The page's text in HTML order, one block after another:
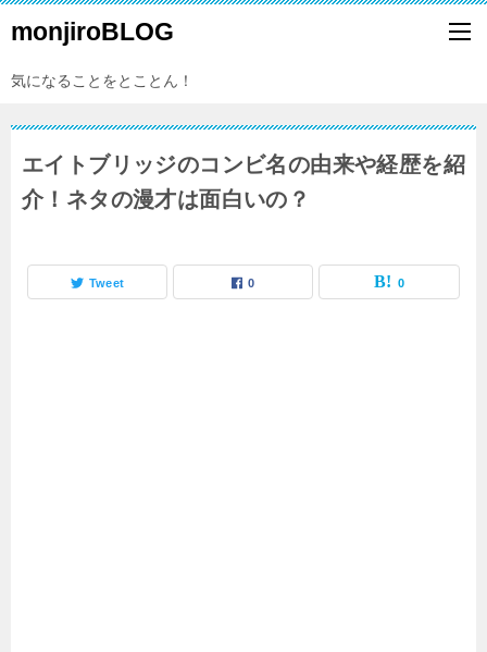
monjiroBLOG
気になることをとことん！
エイトブリッジのコンビ名の由来や経歴を紹
介！ネタの漫才は面白いの？
Tweet 0 0